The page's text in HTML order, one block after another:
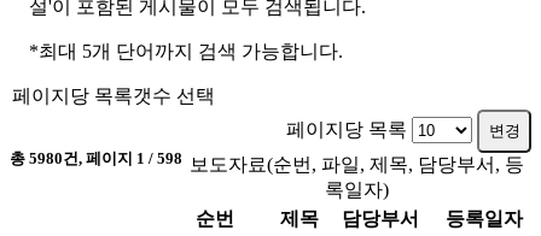
설'이 포함된 게시물이 모두 검색됩니다.
*최대 5개 단어까지 검색 가능합니다.
페이지당 목록갯수 선택
총 5980건, 페이지 1 / 598
페이지당 목록 변경
보도자료(순번, 파일, 제목, 담당부서, 등
록일자)
순번
제목 담당부서 등록일자